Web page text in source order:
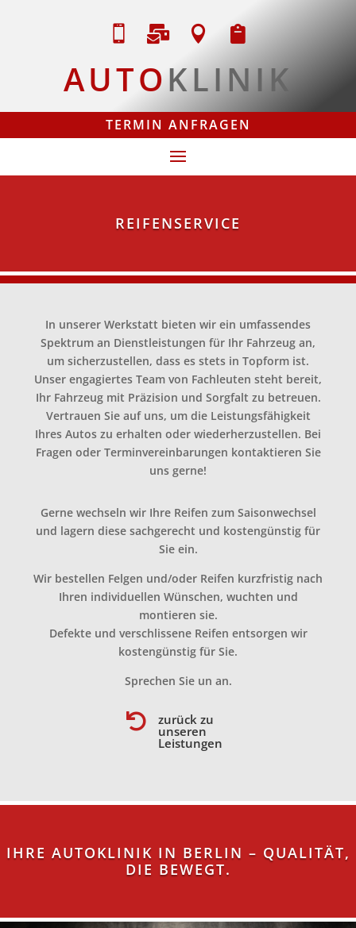
   
AUTOKLINIK
TERMIN ANFRAGEN
REIFENSERVICE
In unserer Werkstatt bieten wir ein umfassendes
Spektrum an Dienstleistungen für Ihr Fahrzeug an,
um sicherzustellen, dass es stets in Topform ist.
Unser engagiertes Team von Fachleuten steht bereit,
Ihr Fahrzeug mit Präzision und Sorgfalt zu betreuen.
Vertrauen Sie auf uns, um die Leistungsfähigkeit
Ihres Autos zu erhalten oder wiederherzustellen. Bei
Fragen oder Terminvereinbarungen kontaktieren Sie
uns gerne!
Gerne wechseln wir Ihre Reifen zum Saisonwechsel
und lagern diese sachgerecht und kostengünstig für
Sie ein.
Wir bestellen Felgen und/oder Reifen kurzfristig nach
Ihren individuellen Wünschen, wuchten und
montieren sie.
Defekte und verschlissene Reifen entsorgen wir
kostengünstig für Sie.
Sprechen Sie un an.
 zurück zu
unseren
Leistungen
IHRE AUTOKLINIK IN BERLIN – QUALITÄT,
DIE BEWEGT.